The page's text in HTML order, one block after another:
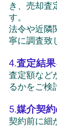
き、売却査
す。
法令や近隣
寧に調査致
4.査定結
査定額など
るかをご検
5.媒介契
契約前に細